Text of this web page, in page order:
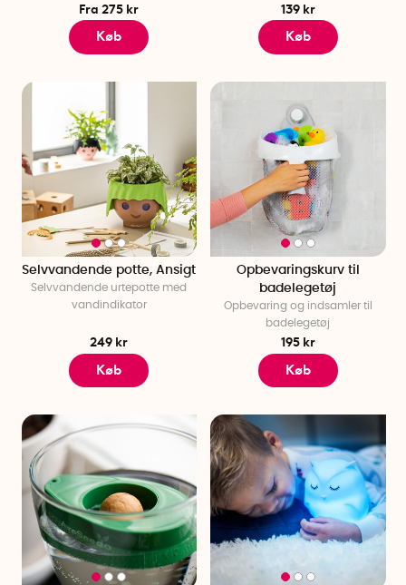
Fra 275 kr
Køb
139 kr
Køb
Selvvandende potte, Ansigt
Selvvandende urtepotte med
vandindikator
249 kr
Køb
Opbevaringskurv til
badelegetøj
Opbevaring og indsamler til
badelegetøj
195 kr
Køb